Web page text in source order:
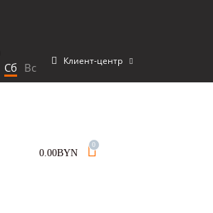
Сб Вс Клиент-центр
0.00BYN
0